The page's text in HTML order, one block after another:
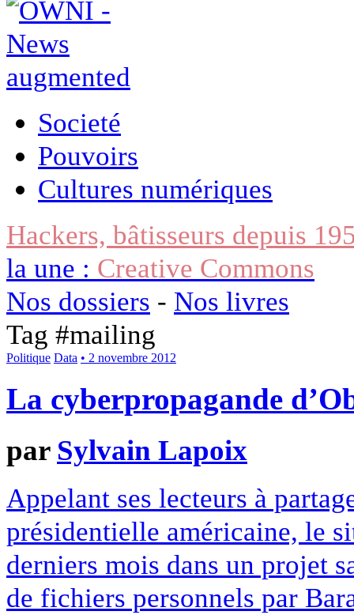
Societé
Pouvoirs
Cultures numériques
Hackers, bâtisseurs depuis
la une : Creative Commons
Nos dossiers - Nos livres
Tag #mailing
Politique Data • 2 novembre 2012
La cyberpropagande
par Sylvain Lapoix
Appelant ses lecteurs à
présidentielle américaine, le
derniers mois dans un projet
de fichiers personnels par